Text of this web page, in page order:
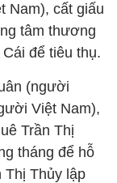
Nam), cất giấu
tâm thương
để tiêu thụ.
(người
Việt Nam),
Trần Thị
tháng để hỗ
Thị Thủy lập